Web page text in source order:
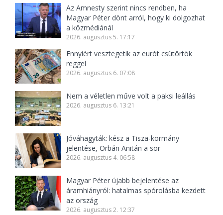
Az Amnesty szerint nincs rendben, ha
Magyar Péter dönt arról, hogy ki dolgozhat
a közmédiánál
2026. augusztus 5. 17:17
Ennyiért vesztegetik az eurót csütörtök
reggel
2026. augusztus 6. 07:08
Nem a véletlen műve volt a paksi leállás
2026. augusztus 6. 13:21
Jóváhagyták: kész a Tisza-kormány
jelentése, Orbán Anitán a sor
2026. augusztus 4. 06:58
Magyar Péter újabb bejelentése az
áramhiányról: hatalmas spórolásba kezdett
az ország
2026. augusztus 2. 12:37